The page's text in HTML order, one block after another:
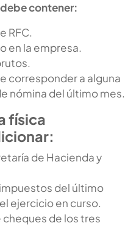
contener:
RFC.
en la empresa.
corresponder a alguna
nómina del último mes.
física
de Hacienda y
del último
ejercicio en curso.
de los tres